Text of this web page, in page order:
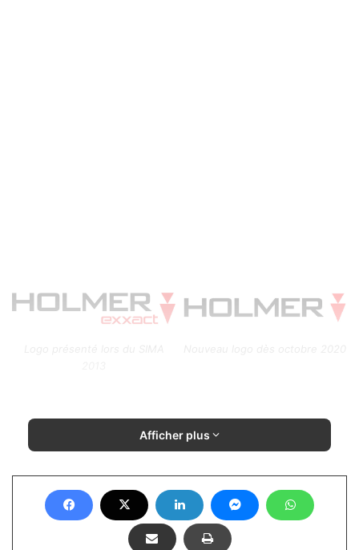
Afficher plus